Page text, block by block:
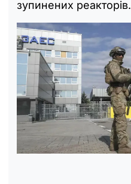
зупинених реакторів.